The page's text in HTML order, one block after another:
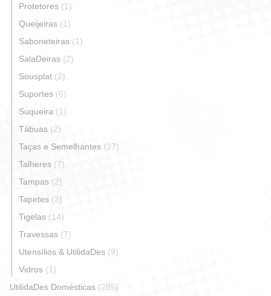
Protetores (1)
Queijeiras (1)
Saboneteiras (1)
SalaDeiras (2)
Sousplat (2)
Suportes (6)
Suqueira (1)
Tábuas (2)
Taças e Semelhantes (27)
Talheres (7)
Tampas (2)
Tapetes (2)
Tigelas (14)
Travessas (7)
Utensílios & UtilidaDes (9)
Vidros (1)
UtilidaDes Domésticas (285)